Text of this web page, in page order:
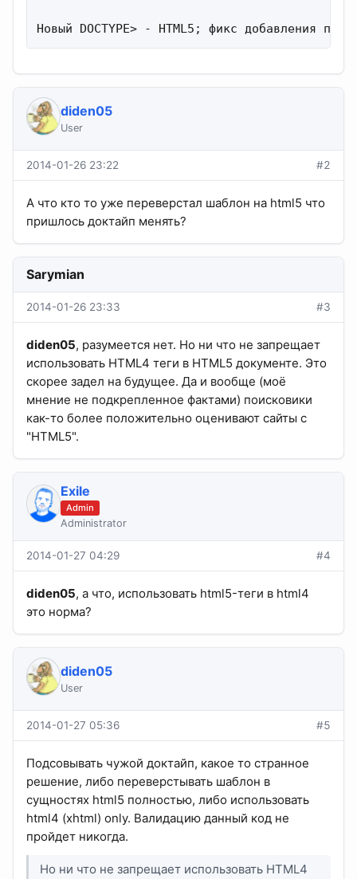
Новый DOCTYPE> - HTML5; фикс добавления
diden05
User
2014-01-26 23:22 #2
А что кто то уже переверстал шаблон на html5 что
пришлось доктайп менять?
Sarymian
2014-01-26 23:33 #3
diden05, разумеется нет. Но ни что не запрещает
использовать HTML4 теги в HTML5 документе. Это
скорее задел на будущее. Да и вообще (моё
мнение не подкрепленное фактами) поисковики
как-то более положительно оценивают сайты с
"HTML5".
Exile
Admin
Administrator
2014-01-27 04:29 #4
diden05, а что, использовать html5-теги в html4
это норма?
diden05
User
2014-01-27 05:36 #5
Подсовывать чужой доктайп, какое то странное
решение, либо переверстывать шаблон в
сущностях html5 полностью, либо использовать
html4 (xhtml) only. Валидацию данный код не
пройдет никогда.
Но ни что не запрещает использовать HTML4